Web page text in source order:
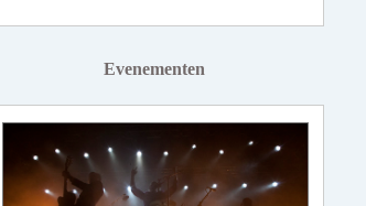
Evenementen